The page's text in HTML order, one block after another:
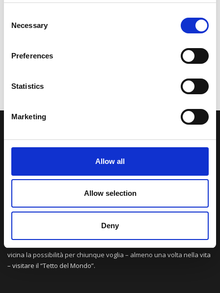
Selection
Necessary
Preferences
Statistics
Marketing
Allow all
Allow selection
Deny
Una comunità di appassionati della cultura tibetana che hanno
avuto modo di viaggiare e conoscere questa meravigliosa regione.
paesaggi e la sua gente è capace di riempire il cuore.
vicina la possibilità per chiunque voglia – almeno una volta nella vita
– visitare il “Tetto del Mondo”.